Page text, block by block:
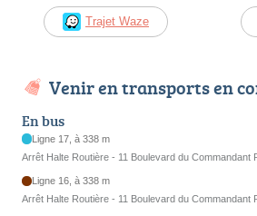
Trajet Waze
Venir en transports en
En bus
Ligne 17, à 338 m
Arrêt Halte Routière - 11 Boulevard du Commandant
Ligne 16, à 338 m
Arrêt Halte Routière - 11 Boulevard du Commandant